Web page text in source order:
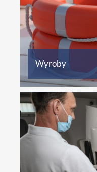
Wyroby
Badania
certyfikacji
Więcej
Certyfikacja
personelu i
Wiatrowych